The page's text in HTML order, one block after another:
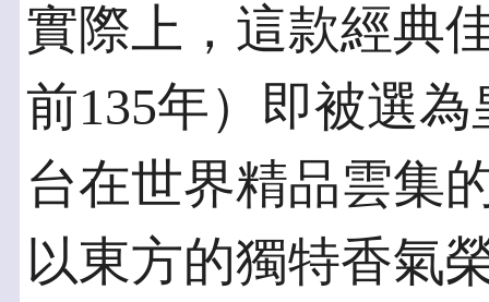
實際上，這款經典
前135年）即被選
台在世界精品雲集
以東方的獨特香氣